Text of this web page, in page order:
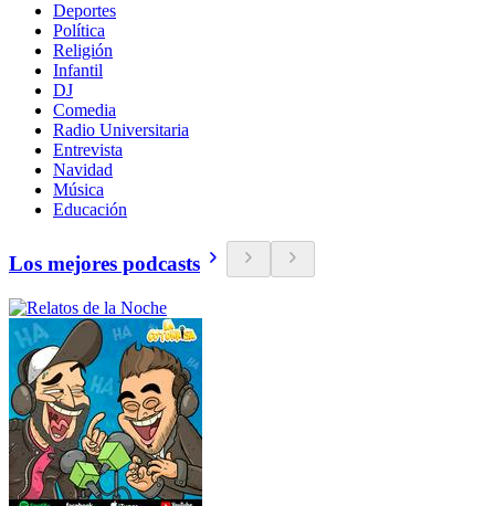
Deportes
Política
Religión
Infantil
DJ
Comedia
Radio Universitaria
Entrevista
Navidad
Música
Educación
Los mejores podcasts